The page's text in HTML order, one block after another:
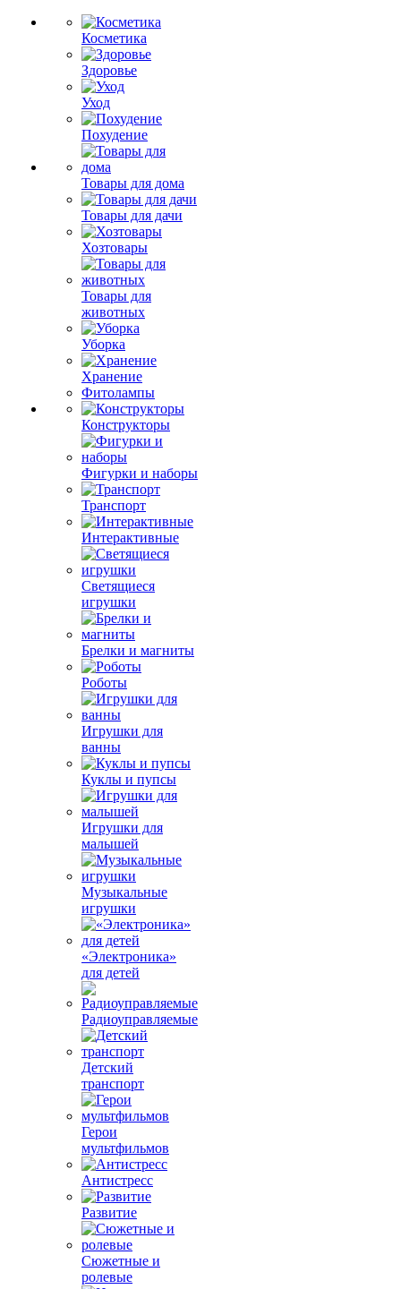
Косметика
Здоровье
Уход
Похудение
Товары для дома
Товары для дачи
Хозтовары
Товары для
животных
Уборка
Хранение
Фитолампы
Конструкторы
Фигурки и наборы
Транспорт
Интерактивные
Светящиеся
игрушки
Брелки и магниты
Роботы
Игрушки для
ванны
Куклы и пупсы
Игрушки для
малышей
Музыкальные
игрушки
«Электроника»
для детей
Радиоуправляемые
Детский
транспорт
Герои
мультфильмов
Антистресс
Развитие
Сюжетные и
ролевые